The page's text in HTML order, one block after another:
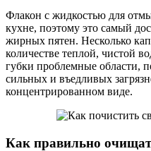
Флакон с жидкостью для
кухне, поэтому это самый
жирных пятен. Несколько
количестве теплой, чистой
губки проблемные области,
сильных и въедливых
концентрированном виде.
Как правильно